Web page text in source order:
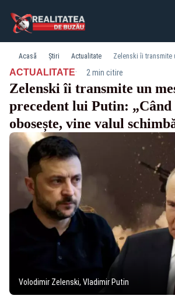
Acasă Știri Actualitate
ACTUALITATE· 2 min citire
Zelenski îi transmite un
precedent lui Putin: „Când
obosește, vine valul
Volodimir Zelenski, Vladimir Putin